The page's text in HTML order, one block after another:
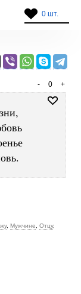
0 шт.
+
0
-
, Мужчине Отцу,